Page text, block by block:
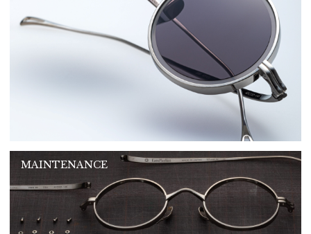
MAINTENANCE